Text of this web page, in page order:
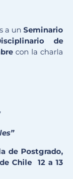
a un Seminario
de
con la charla
de Postgrado,
Chile 12 a 13